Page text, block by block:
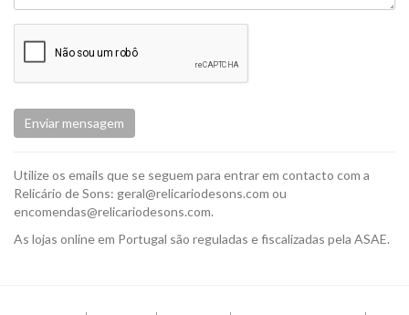
Enviar mensagem
Utilize os emails que se seguem para entrar em contacto com a
Relicário de Sons: geral@relicariodesons.com ou
encomendas@relicariodesons.com.
As lojas online em Portugal são reguladas e fiscalizadas pela ASAE.